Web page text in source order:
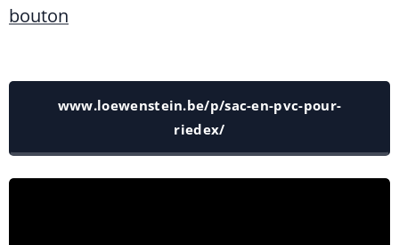
bouton
www.loewenstein.be/p/sac-en-pvc-pour-
riedex/